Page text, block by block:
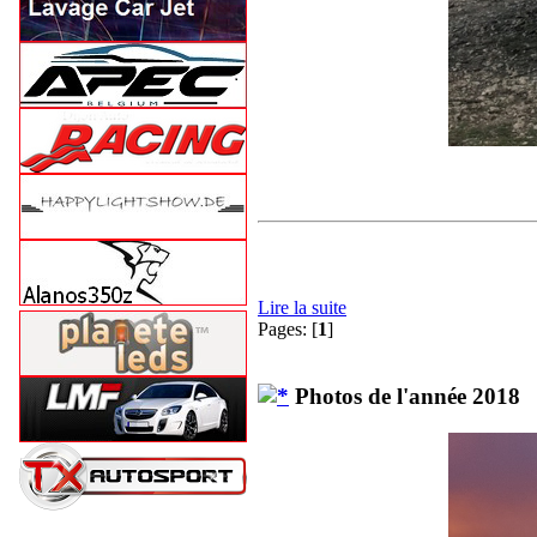
Lire la suite
Pages: [1]
Photos de l'année 2018